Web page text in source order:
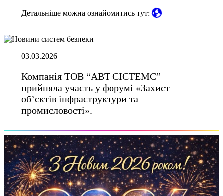
Детальніше можна ознайомитись тут:
03.03.2026
Компанія ТОВ “АВТ СІСТЕМС”
прийняла участь у форумі «Захист
обʼєктів інфраструктури та
промисловості».